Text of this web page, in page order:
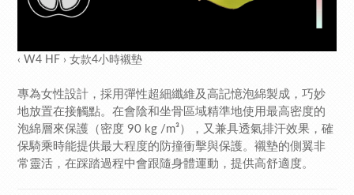
‹ W4 HF › 女款4小時襯墊
專為女性設計，採用彈性超細纖維及高記憶泡綿製成，巧妙
地放置在接觸點。在會陰和坐骨區域精準地使用最高密度的
泡綿層來保護（密度 90 kg /m³），又兼具透氣排汗效果，確
保騎乘時能提供最大程度的防撞衝擊與保護。襯墊的側翼非
常靈活，在踩踏過程中會跟隨身體運動，提供高舒適度。